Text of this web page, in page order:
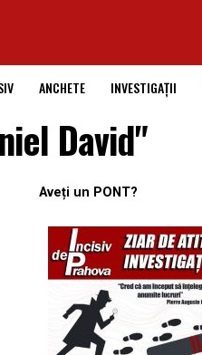
ANCHETE INVESTIGAȚII
David"
Aveți un PONT?